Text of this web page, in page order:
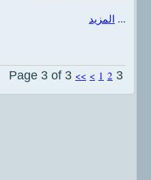
... المزيد
Page 3 of 3 << < 1 2 3